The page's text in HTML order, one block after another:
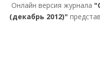
Онлайн версия журнала
(декабрь 2012)"